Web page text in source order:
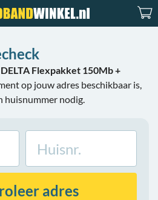
DELTA Flexpakket 150Mb +
op jouw adres beschikbaar is,
huisnummer nodig.
adres